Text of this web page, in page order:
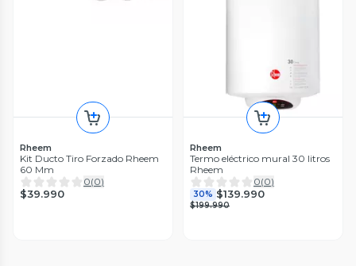
Rheem
Kit Ducto Tiro Forzado Rheem
60 Mm
0(0)
$39.990
Rheem
Termo eléctrico mural 30 litros
Rheem
0(0)
30% $139.990
$199.990